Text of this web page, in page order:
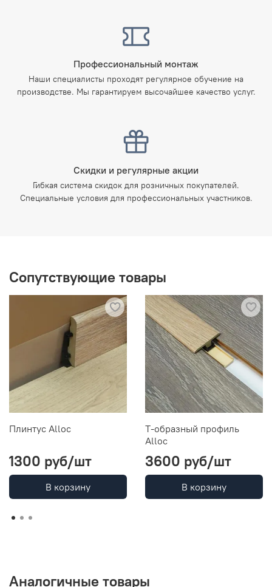
Профессиональный монтаж
Наши специалисты проходят регулярное обучение на
производстве. Мы гарантируем высочайшее качество услуг.
Скидки и регулярные акции
Гибкая система скидок для розничных покупателей.
Специальные условия для профессиональных участников.
Сопутствующие товары
Плинтус Alloc
1300 руб/шт
В корзину
Т-образный профиль
Alloc
3600 руб/шт
В корзину
Аналогичные товары